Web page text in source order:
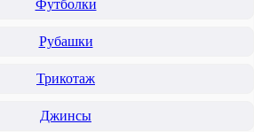
Футболки
Рубашки
Трикотаж
Джинсы